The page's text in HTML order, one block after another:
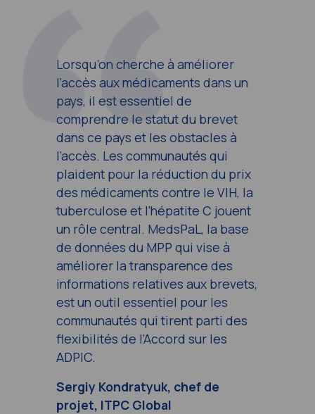
Lorsqu’on cherche à améliorer
l’accès aux médicaments dans un
pays, il est essentiel de
comprendre le statut du brevet
dans ce pays et les obstacles à
l’accès. Les communautés qui
plaident pour la réduction du prix
des médicaments contre le VIH, la
tuberculose et l’hépatite C jouent
un rôle central. MedsPaL, la base
de données du MPP qui vise à
améliorer la transparence des
informations relatives aux brevets,
est un outil essentiel pour les
communautés qui tirent parti des
flexibilités de l’Accord sur les
ADPIC.
Sergiy Kondratyuk, chef de
projet, ITPC Global